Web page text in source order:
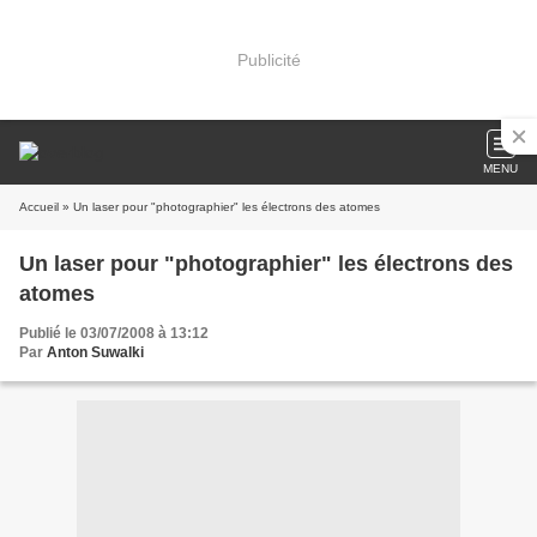
Publicité
MENU
Accueil » Un laser pour "photographier" les électrons des atomes
Un laser pour "photographier" les électrons des
atomes
Publié le 03/07/2008 à 13:12
Par Anton Suwalki